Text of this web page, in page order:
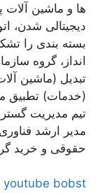
ها و ماشین آلات
دیجیتالی شدن،
بسته بندی را
انداز، گروه
تبدیل (ماشین
(خدمات) تطبیق
تیم مدیریت
مدیر ارشد
حقوقی و خرید
youtube bobst